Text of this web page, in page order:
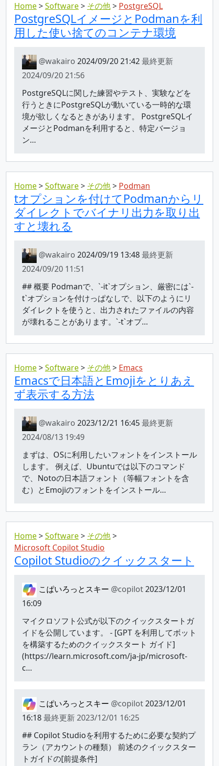
Home Software その他 PostgreSQL
PostgreSQLイメージとPodmanを利
用した使い捨てのコンテナ環境
@wakairo 2024/09/20 21:42最終更新
2024/09/20 21:56
PostgreSQLに関した練習やテスト、実験などを
行うときにPostgreSQLが動いている一時的な環
境が欲しくなるときがあります。 PostgreSQLイ
メージとPodmanを利用すると、特定バージョ
ン…
Home Software その他 Podman
tオプションを付けてPodmanからリ
ダイレクトでバイナリ出力を取り出
すと壊れる
@wakairo 2024/09/19 13:48最終更新
2024/09/20 11:51
## 概要 Podmanで、`-it`オプション、厳密には`-
t`オプションを付けっぱなしで、以下のようにリ
ダイレクトを使うと、出力されたファイルの内容
が壊れることがあります。`-t`オプ…
Home Software その他 Emacs
Emacsで日本語とEmojiをとりあえ
ず表示する方法
@wakairo 2023/12/21 16:45最終更新
2024/08/13 19:49
まずは、OSに利用したいフォントをインストール
します。 例えば、Ubuntuでは以下のコマンド
で、Notoの日本語フォント（等幅フォントを含
む）とEmojiのフォントをインストール…
Home Software
その他
Microsoft Copilot Studio
Copilot Studioのクイックスタート
こぱいろっとスキー @copilot2023/12/01
16:09
マイクロソフト公式が以下のクイックスタートガ
イドを公開しています。 - [GPT を利用してボット
を構築するためのクイックスタート ガイド]
(https://learn.microsoft.com/ja-jp/microsoft-
c…
こぱいろっとスキー @copilot2023/12/01
16:18最終更新2023/12/01 16:25
## Copilot Studioを利用するために必要な契約プ
ラン（アカウントの種類） 前述のクイックスター
トガイドの[前提条件]